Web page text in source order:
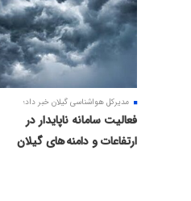
مدیرکل هواشناسی گیلان خبر داد؛
فعالیت سامانه ناپایدار در
ارتفاعات و دامنه های گیلان